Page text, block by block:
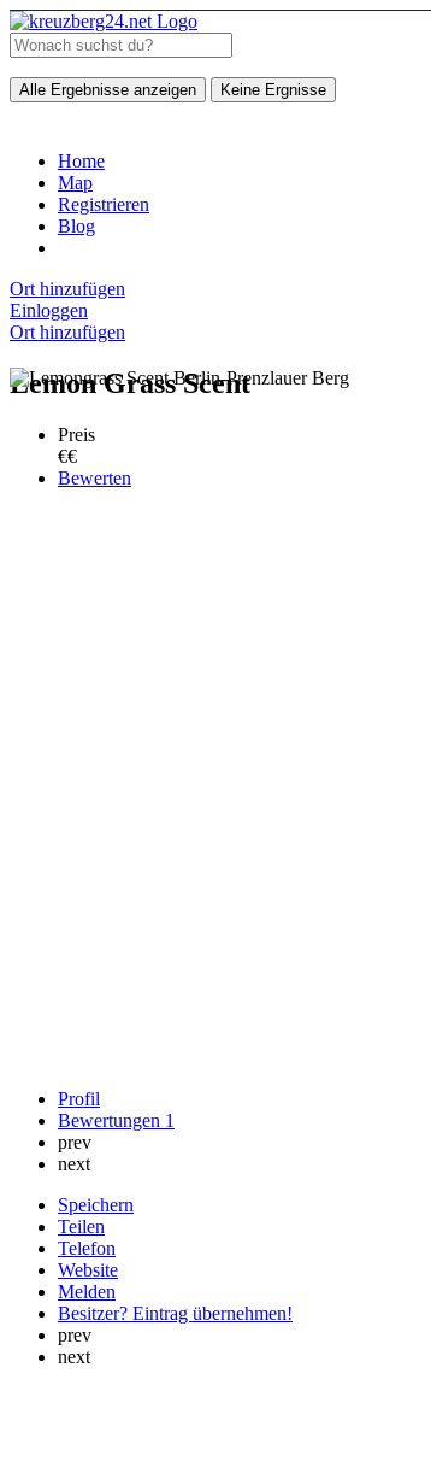
Alle Ergebnisse anzeigen Keine Ergnisse
Home
Map
Registrieren
Blog
Ort hinzufügen
Einloggen
Ort hinzufügen
Lemon Grass Scent
Preis
€€
Bewerten
Profil
Bewertungen 1
prev
next
Speichern
Teilen
Telefon
Website
Melden
Besitzer? Eintrag übernehmen!
prev
next